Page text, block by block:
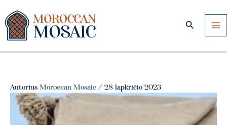
prie
turinio
Paieška
Autorius Moroccan Mosaic / 28 lapkričio 2023